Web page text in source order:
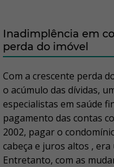
Inadimplência em
perda do imóvel
Com a crescente perda
o acúmulo das dívidas,
especialistas em saúde
pagamento das contas
2002, pagar o
cabeça e juros altos ,
Entretanto, com as